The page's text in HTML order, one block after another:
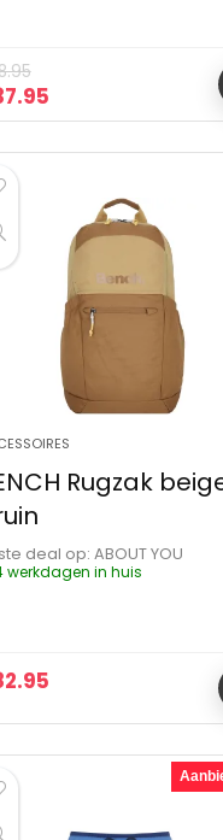
prijs
Huidige prijs is:
Rugzak
deal op:
ABOUT YOU
werkdagen in huis